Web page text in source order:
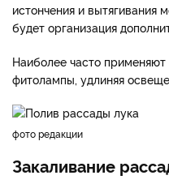
истончения и вытягивания
будет организация
Наиболее часто
фитолампы, удлиняя
фото редакции
Закаливание